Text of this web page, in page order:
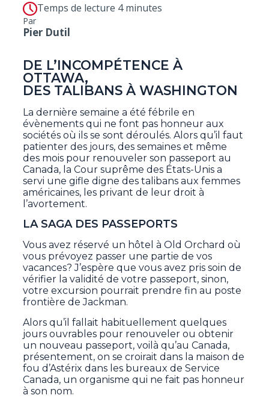
Temps de lecture 4 minutes
Par
Pier Dutil
DE L’INCOMPÉTENCE À
OTTAWA,
DES TALIBANS À WASHINGTON
La dernière semaine a été fébrile en
évènements qui ne font pas honneur aux
sociétés où ils se sont déroulés. Alors qu’il faut
patienter des jours, des semaines et même
des mois pour renouveler son passeport au
Canada, la Cour suprême des États-Unis a
servi une gifle digne des talibans aux femmes
américaines, les privant de leur droit à
l’avortement.
LA SAGA DES PASSEPORTS
Vous avez réservé un hôtel à Old Orchard où
vous prévoyez passer une partie de vos
vacances? J’espère que vous avez pris soin de
vérifier la validité de votre passeport, sinon,
votre excursion pourrait prendre fin au poste
frontière de Jackman.
Alors qu’il fallait habituellement quelques
jours ouvrables pour renouveler ou obtenir
un nouveau passeport, voilà qu’au Canada,
présentement, on se croirait dans la maison de
fou d’Astérix dans les bureaux de Service
Canada, un organisme qui ne fait pas honneur
à son nom.